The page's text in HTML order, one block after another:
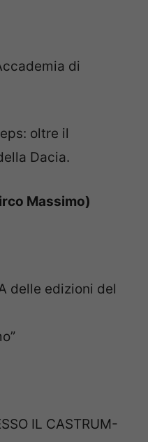
di
oltre il
Dacia.
Massimo)
delle edizioni del
IL CASTRUM-